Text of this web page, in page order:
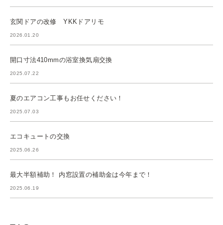
玄関ドアの改修 YKKドアリモ
2026.01.20
開口寸法410mmの浴室換気扇交換
2025.07.22
夏のエアコン工事もお任せください！
2025.07.03
エコキュートの交換
2025.06.26
最大半額補助！ 内窓設置の補助金は今年まで！
2025.06.19